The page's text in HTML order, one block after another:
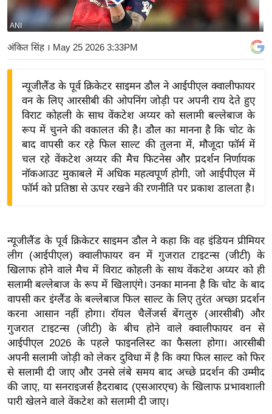
य
बि
ज़
ने
द्यो
वि
ज्ञ
रा
य
ब
ज
ट
खे
ल
क्रि
के
ट
ANI
अंकित सिंह। May 25 2026 3:33PM
न्यूजीलैंड के पूर्व क्रिकेटर साइमन डौल ने आईपीएल क्वालीफायर
वन के लिए आरसीबी की ओपनिंग जोड़ी पर अपनी राय देते हुए
विराट कोहली के साथ वेंकटेश अय्यर को सलामी बल्लेबाज के
रूप में चुनने की वकालत की है। डौल का मानना है कि चोट के
बाद वापसी कर रहे फिल साल्ट की तुलना में, मौजूदा फॉर्म में
चल रहे वेंकटेश अय्यर की मैच फिटनेस और प्रदर्शन निर्णायक
नॉकआउट मुकाबले में अधिक महत्वपूर्ण होगी, जो आईपीएल में
फॉर्म को प्रतिष्ठा से ऊपर रखने की रणनीति पर प्रकाश डालता है।
न्यूजीलैंड के पूर्व क्रिकेटर साइमन डौल ने कहा कि वह इंडियन प्रीमियर
लीग (आईपीएल) क्वालीफायर वन में गुजरात टाइटन्स (जीटी) के
खिलाफ होने वाले मैच में विराट कोहली के साथ वेंकटेश अय्यर को ही
सलामी बल्लेबाज के रूप में खिलाएंगे। उनका मानना ​​है कि चोट के बाद
वापसी कर इंग्लैंड के बल्लेबाज फिल साल्ट के लिए तुरंत अच्छा प्रदर्शन
करना आसान नहीं होगा। रॉयल चैलेंजर्स बेंगलुरु (आरसीबी) और
गुजरात टाइटन्स (जीटी) के बीच होने वाले क्वालीफायर वन से
आईपीएल 2026 के पहले फाइनलिस्ट का फैसला होगा। आरसीबी
अपनी सलामी जोड़ी को लेकर दुविधा में है कि क्या फिल साल्ट को फिर
से सलामी दी जाए और उनसे लंबे समय बाद अच्छे प्रदर्शन की उम्मीद
की जाए, या सनराइजर्स हैदराबाद (एसआरएच) के खिलाफ प्रभावशाली
पारी खेलने वाले वेंकटेश को सलामी दी जाए।